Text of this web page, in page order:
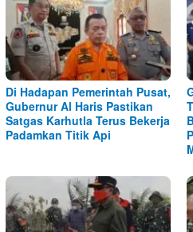
Di Hadapan Pemerintah Pusat,
Gubernur Al Haris Pastikan
Satgas Karhutla Terus Bekerja
Padamkan Titik Api